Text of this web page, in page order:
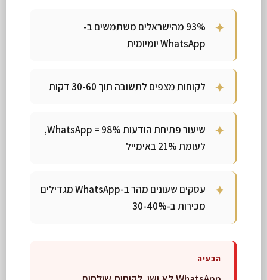
93% מהישראלים משתמשים ב-
WhatsApp יומיומית
לקוחות מצפים לתשובה תוך 30-60 דקות
שיעור פתיחת הודעות WhatsApp = 98%,
לעומת 21% באימייל
עסקים שעונים מהר ב-WhatsApp מגדילים
מכירות ב-30-40%
הבעיה